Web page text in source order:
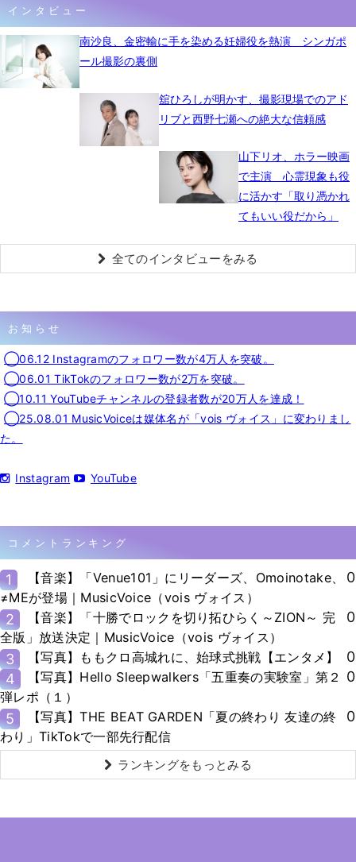
インタビュー
南沙良、金密輸に手を染める妊婦役を熱演 シンガポ
ール撮影の裏側
舘ひろしが明かす、撮影現場でのアド
リブと西野七瀬への絶大な信頼感
山下リオ、ホラー映画
で主演 心霊現象も役
に活かす「取り憑かれ
てもいい役だから」
全てのインタビューをみる
お知らせ
◯06.12 Instagramのフォロワー数が4万人を突破。
◯06.01 TikTokのフォロワー数が2万を突破。
◯10.11 YouTubeチャンネルの登録者数が20万人を達成！
◯25.08.01 MusicVoiceは媒体名が「vois ヴォイス」に変わりまし
た。
Instagram YouTube
コメントランキング
1
【音楽】「Venue101」にリーダーズ、Omoinotake、
≠MEが登場｜MusicVoice（vois ヴォイス）
0
2
【音楽】「十勝でロックを切り拓ひらく～ZION～ 完
全版」放送決定｜MusicVoice（vois ヴォイス）
0
3 【写真】ももクロ高城れに、始球式挑戦【エンタメ】
0
4
【写真】Hello Sleepwalkers「五重奏の実験室」第２
弾レポ（１）
0
5
【写真】THE BEAT GARDEN「夏の終わり 友達の終
わり」TikTokで一部先行配信
0
ランキングをもっとみる